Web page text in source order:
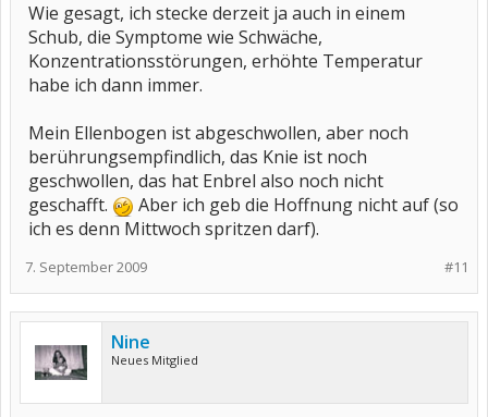
Wie gesagt, ich stecke derzeit ja auch in einem
Schub, die Symptome wie Schwäche,
Konzentrationsstörungen, erhöhte Temperatur
habe ich dann immer.
Mein Ellenbogen ist abgeschwollen, aber noch
berührungsempfindlich, das Knie ist noch
geschwollen, das hat Enbrel also noch nicht
geschafft.
Aber ich geb die Hoffnung nicht auf (so
ich es denn Mittwoch spritzen darf).
#11
7. September 2009
Nine
Neues Mitglied